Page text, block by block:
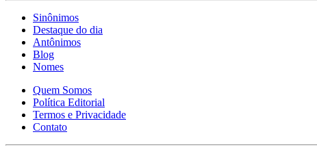
Sinônimos
Destaque do dia
Antônimos
Blog
Nomes
Quem Somos
Política Editorial
Termos e Privacidade
Contato